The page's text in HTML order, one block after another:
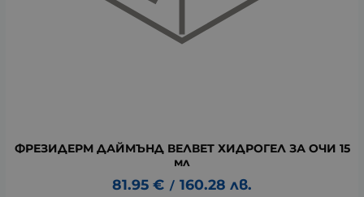
ФРЕЗИДЕРМ ДАЙМЪНД ВЕЛВЕТ ХИДРОГЕЛ ЗА ОЧИ 15
мл
81.95 € / 160.28 лв.